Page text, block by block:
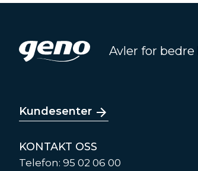
Avler for bedre
Kundesenter
KONTAKT OSS
Telefon: 95 02 06 00